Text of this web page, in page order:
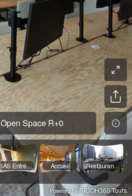
Open Space R+0
SAS Entrée Résidence Accueil Restaurant - Terrasse
Powered byRICOH360 Tours